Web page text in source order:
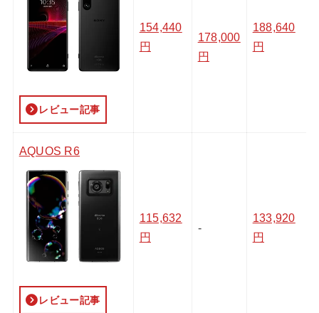
レビュー記事
154,440
円
178,000
円
188,640
円
AQUOS R6
レビュー記事
115,632
円
-
133,920
円